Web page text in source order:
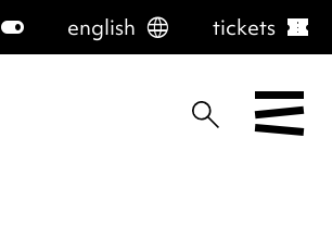
toggle_on english language tickets confirmation_number